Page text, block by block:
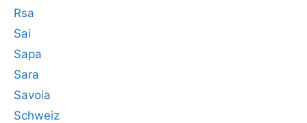
Rsa
Sai
Sapa
Sara
Savoia
Schweiz